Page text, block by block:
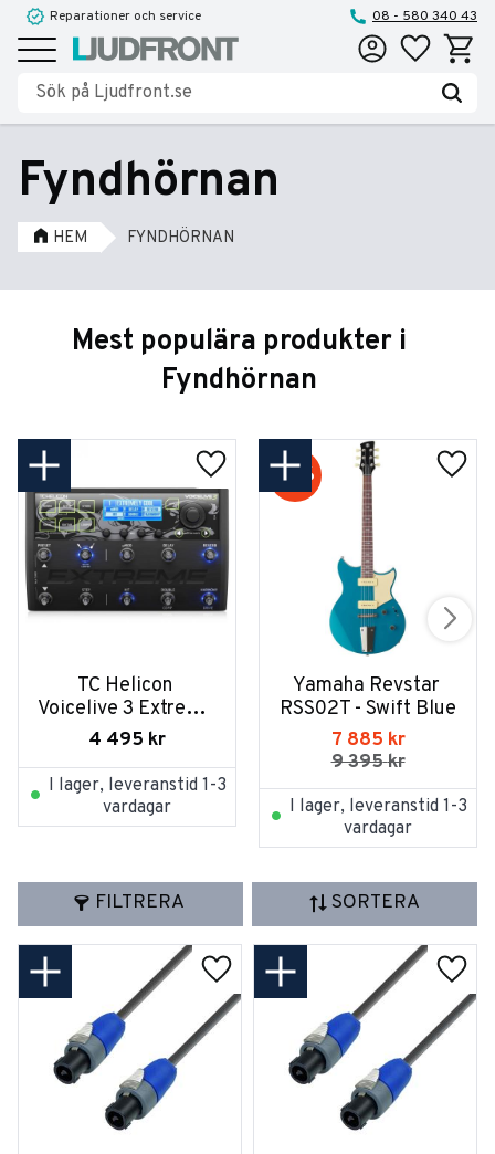
Meny
Reparationer och service 08 - 580 340 43
Favoriter
Fyndhörnan
HEM FYNDHÖRNAN
Mest populära produkter i
Fyndhörnan
TC Helicon
Voicelive 3 Extreme
Butiksex
4 495 kr
I lager, leveranstid 1-3
vardagar
Yamaha Revstar
RSS02T - Swift Blue
7 885 kr
9 395kr
16 %
I lager, leveranstid 1-3
vardagar
FILTRERA SORTERA
Lägg till i favoriter